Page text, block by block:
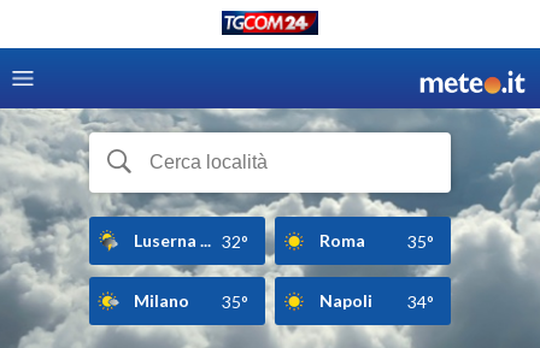
Luserna ... 32° Roma 35°
Milano 35° Napoli 34°